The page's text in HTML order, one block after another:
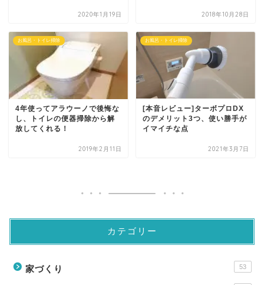
2020年1月19日 2018年10月28日
お風呂・トイレ掃除
4年使ってアラウーノで後悔な
し、トイレの便器掃除から解
放してくれる！
2019年2月11日
お風呂・トイレ掃除
[本音レビュー]ターボプロDX
のデメリット3つ、使い勝手が
イマイチな点
2021年3月7日
カテゴリー
家づくり 53